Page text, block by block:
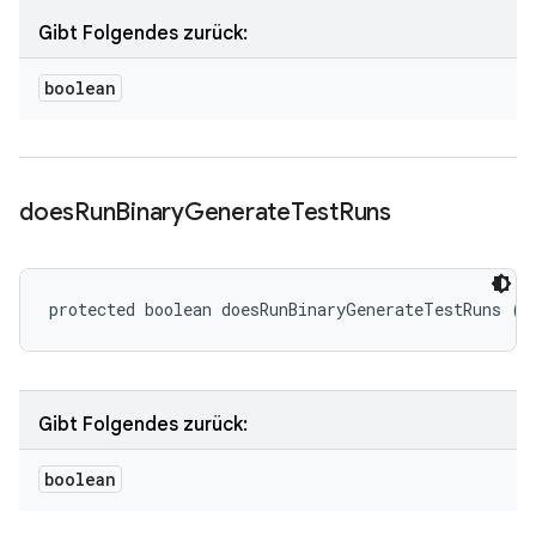
Gibt Folgendes zurück:
boolean
doesRunBinaryGenerateTestRuns
protected boolean doesRunBinaryGenerateTestRuns ()
Gibt Folgendes zurück:
boolean